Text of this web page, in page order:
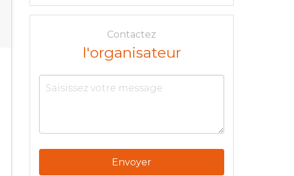
Contactez
l'organisateur
Envoyer